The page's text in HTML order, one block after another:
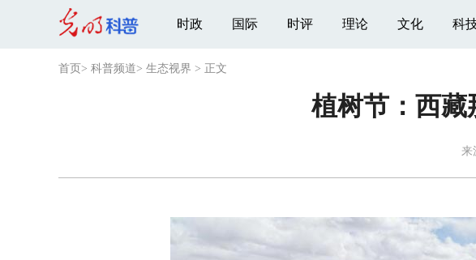
时政 国际 时评 理论 文化 科
首页 > 科普频道> 生态视界 > 正文
植树节：西藏
来